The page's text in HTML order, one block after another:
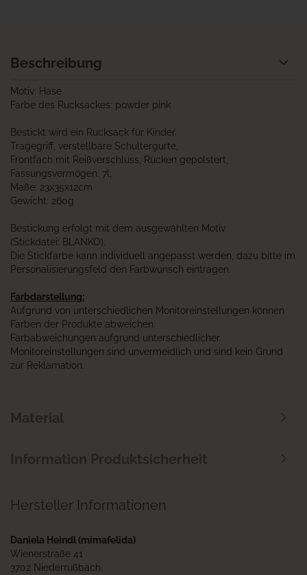
Beschreibung
Motiv: Hase
Farbe des Rucksackes: powder pink
Bestickt wird ein Rucksack für Kinder.
Tragegriff, verstellbare Schultergurte,
Frontfach mit Reißverschluss, Rücken gepolstert,
Fassungsvermögen: 7l,
Maße: 23x35x12cm
Gewicht: 260g
Bestickung erfolgt mit dem ausgewählten Motiv
(Stickdatei: BLANKO).
Die Stickfarbe kann individuell angepasst werden, dazu bitte im
Personalisierungsfeld den Farbwunsch eintragen.
Farbdarstellung:
Aufgrund von unterschiedlichen Monitoreinstellungen können
Farben der Produkte abweichen.
Farbabweichungen aufgrund unterschiedlicher
Monitoreinstellungen sind unvermeidlich und sind kein Grund
zur Reklamation.
Material
Information Produktsicherheit
Hersteller Informationen
Daniela Heindl (mimafelida)
Wienerstraße 41
3702 Niederrußbach